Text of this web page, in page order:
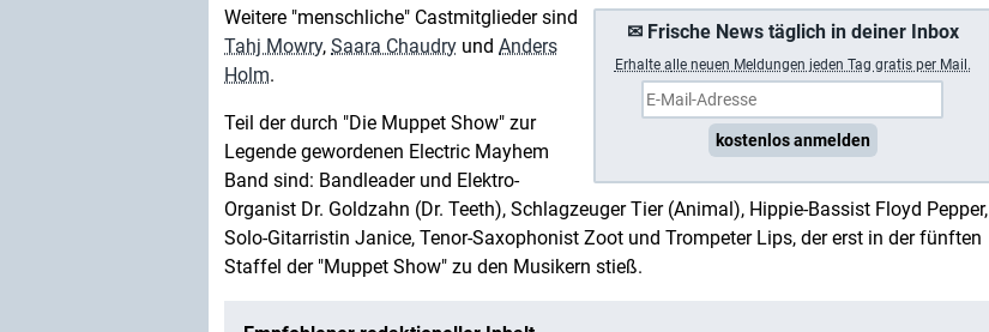
✉ Frische News täglich in deiner Inbox
Erhalte a lle neuen Meldungen jeden Tag gratis per Mail.
kostenlos anmelden
Weitere "menschliche" Castmitglieder sind
Tahj Mowry, Saara Chaudry und Anders
Holm.
Teil der durch "Die Muppet Show" zur
Legende gewordenen Electric Mayhem
Band sind: Bandleader und Elektro-
Organist Dr. Goldzahn (Dr. Teeth), Schlagzeuger Tier (Animal), Hippie-Bassist Floyd Pepper,
Solo-Gitarristin Janice, Tenor-Saxophonist Zoot und Trompeter Lips, der erst in der fünften
Staffel der "Muppet Show" zu den Musikern stieß.